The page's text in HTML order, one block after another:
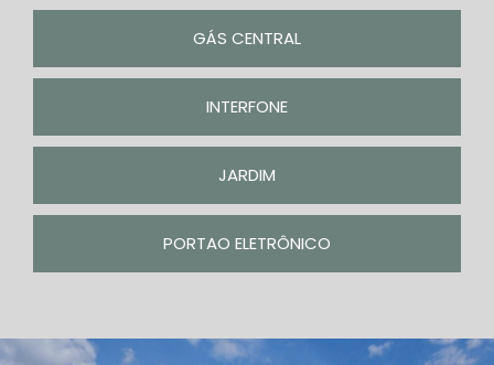
GÁS CENTRAL
INTERFONE
JARDIM
PORTAO ELETRÔNICO